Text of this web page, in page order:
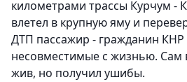
километрами трассы Курчум -
влетел в крупную яму и
ДТП пассажир - гражданин
несовместимые с жизнью. Сам
жив, но получил ушибы.